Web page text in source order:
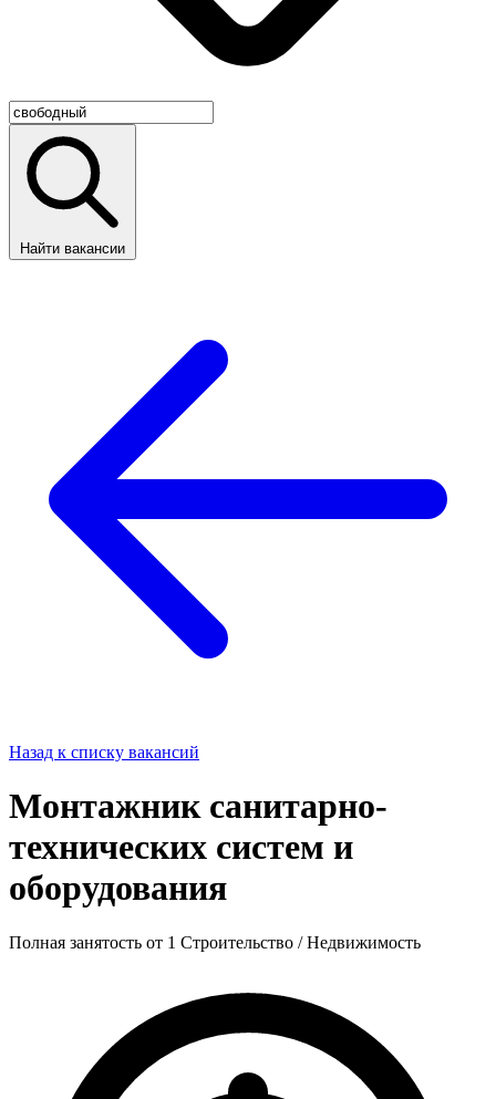
Найти вакансии
Назад к списку вакансий
Монтажник санитарно-
технических систем и
оборудования
Полная занятость от 1 Строительство / Недвижимость